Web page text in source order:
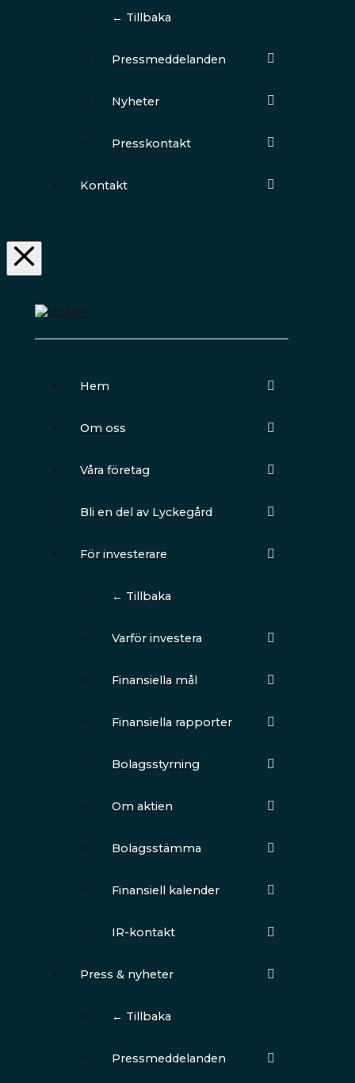
← Tillbaka
Pressmeddelanden
Nyheter
Presskontakt
Kontakt
Hem
Om oss
Våra företag
Bli en del av Lyckegård
För investerare
← Tillbaka
Varför investera
Finansiella mål
Finansiella rapporter
Bolagsstyrning
Om aktien
Bolagsstämma
Finansiell kalender
IR-kontakt
Press & nyheter
← Tillbaka
Pressmeddelanden